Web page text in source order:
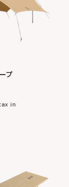
プ
in